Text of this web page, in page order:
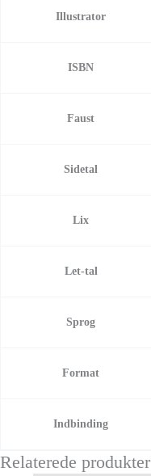
Illustrator
ISBN
Faust
Sidetal
Lix
Let-tal
Sprog
Format
Indbinding
Relaterede produkter